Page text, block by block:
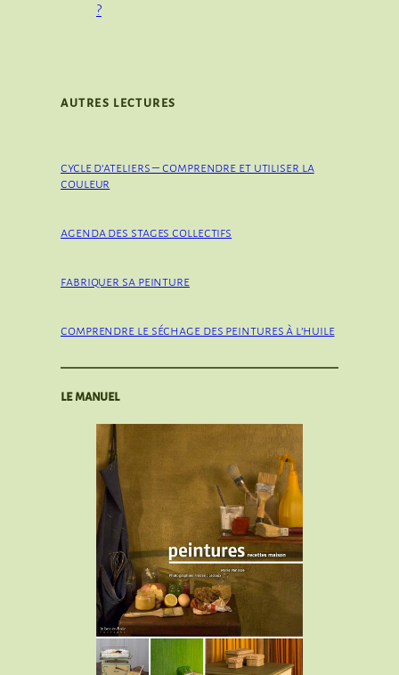
?
AUTRES LECTURES
cycle d’ateliers – comprendre et utiliser la
couleur
agenda des stages collectifs
fabriquer sa peinture
comprendre le séchage des peintures à l’huile
le manuel